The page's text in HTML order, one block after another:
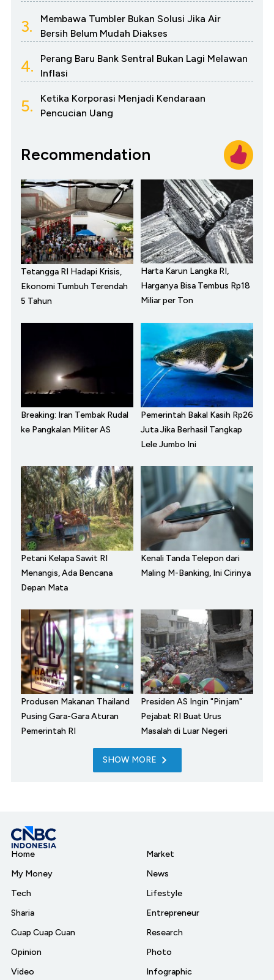
3.
Membawa Tumbler Bukan Solusi Jika Air
Bersih Belum Mudah Diakses
4.
Perang Baru Bank Sentral Bukan Lagi Melawan
Inflasi
5.
Ketika Korporasi Menjadi Kendaraan
Pencucian Uang
Recommendation
Tetangga RI Hadapi Krisis,
Ekonomi Tumbuh Terendah
5 Tahun
Harta Karun Langka RI,
Harganya Bisa Tembus Rp18
Miliar per Ton
Breaking: Iran Tembak Rudal
ke Pangkalan Militer AS
Pemerintah Bakal Kasih Rp26
Juta Jika Berhasil Tangkap
Lele Jumbo Ini
Petani Kelapa Sawit RI
Menangis, Ada Bencana
Depan Mata
Kenali Tanda Telepon dari
Maling M-Banking, Ini Cirinya
Produsen Makanan Thailand
Pusing Gara-Gara Aturan
Pemerintah RI
Presiden AS Ingin "Pinjam"
Pejabat RI Buat Urus
Masalah di Luar Negeri
SHOW MORE
Home
My Money
Tech
Sharia
Cuap Cuap Cuan
Opinion
Video
Market
News
Lifestyle
Entrepreneur
Research
Photo
Infographic